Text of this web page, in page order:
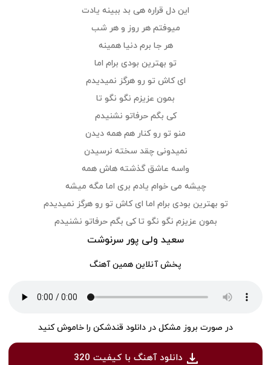
این دل قراره هی بد ببینه یادت
میوفتم هر روز و هر شب
هر جا برم دنیا همینه
تو بهترین بودی برام اما
ای کاش تو رو هرگز نمیدیدم
بمون عزیزم نگو نگو تا
کی بگم حرفاتو نشنیدم
منو تو رو کنار هم همه دیدن
نمیدونی چقد سخته نرسیدن
واسه عاشق گذشته هاش همه
چیشه می خوام یادم بری اما مگه میشه
تو بهترین بودی برام اما ای کاش تو رو هرگز نمیدیدم
بمون عزیزم نگو نگو تا کی بگم حرفاتو نشنیدم
سعید ولی پور سرنوشت
پخش آنلاین همین آهنگ
در صورت بروز مشکل در دانلود قندشکن را خاموش کنید
دانلود آهنگ با کیفیت 320